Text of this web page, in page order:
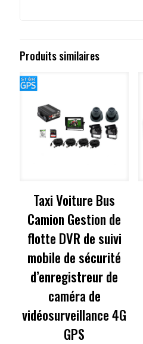
Produits similaires
Taxi Voiture Bus
Camion Gestion de
flotte DVR de suivi
mobile de sécurité
d’enregistreur de
caméra de
vidéosurveillance 4G
GPS